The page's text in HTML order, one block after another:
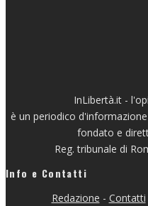
InLibertà.it -
è un periodico
fondato e
Reg. tribunale di
Info e Contatti
Redazione - Contatti